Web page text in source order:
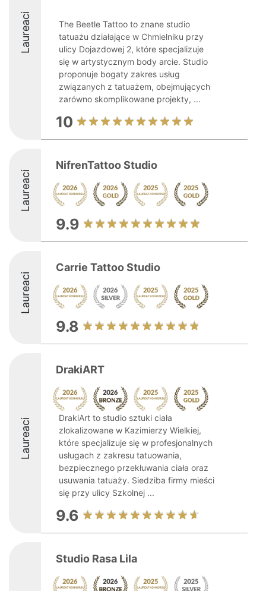
Laureaci
The Beetle Tattoo to znane studio
tatuażu działające w Chmielniku przy
ulicy Dojazdowej 2, które specjalizuje
się w artystycznym body arcie. Studio
proponuje bogaty zakres usług
związanych z tatuażem, obejmujących
zarówno skomplikowane projekty, ...
10
Laureaci
NifrenTattoo Studio
9.9
Laureaci
Carrie Tattoo Studio
9.8
Laureaci
DrakiART
DrakiArt to studio sztuki ciała
zlokalizowane w Kazimierzy Wielkiej,
które specjalizuje się w profesjonalnych
usługach z zakresu tatuowania,
bezpiecznego przekłuwania ciała oraz
usuwania tatuaży. Siedziba firmy mieści
się przy ulicy Szkolnej ...
9.6
Studio Rasa Lila